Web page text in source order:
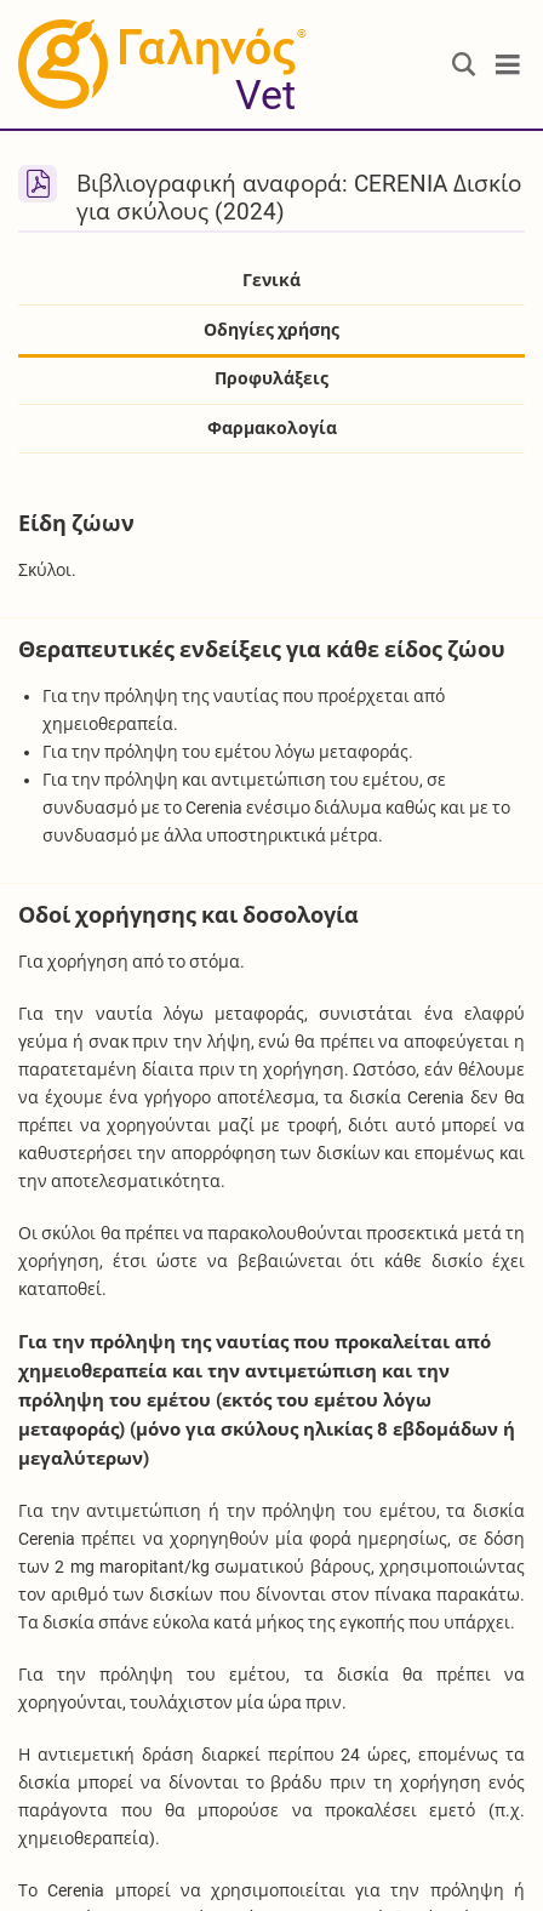
®
Vet
Βιβλιογραφική αναφορά: CERENIA Δισκίο
για σκύλους (2024)
Γενικά
Οδηγίες χρήσης
Προφυλάξεις
Φαρμακολογία
Είδη ζώων
Σκύλοι.
Θεραπευτικές ενδείξεις για κάθε είδος ζώου
Για την πρόληψη της ναυτίας που προέρχεται από
χημειοθεραπεία.
Για την πρόληψη του εμέτου λόγω μεταφοράς.
Για την πρόληψη και αντιμετώπιση του εμέτου, σε
συνδυασμό με το Cerenia ενέσιμο διάλυμα καθώς και με το
συνδυασμό με άλλα υποστηρικτικά μέτρα.
Οδοί χορήγησης και δοσολογία
Για χορήγηση από το στόμα.
Για την ναυτία λόγω μεταφοράς, συνιστάται ένα ελαφρύ
γεύμα ή σνακ πριν την λήψη, ενώ θα πρέπει να αποφεύγεται η
παρατεταμένη δίαιτα πριν τη χορήγηση. Ωστόσο, εάν θέλουμε
να έχουμε ένα γρήγορο αποτέλεσμα, τα δισκία Cerenia δεν θα
πρέπει να χορηγούνται μαζί με τροφή, διότι αυτό μπορεί να
καθυστερήσει την απορρόφηση των δισκίων και επομένως και
την αποτελεσματικότητα.
Οι σκύλοι θα πρέπει να παρακολουθούνται προσεκτικά μετά τη
χορήγηση, έτσι ώστε να βεβαιώνεται ότι κάθε δισκίο έχει
καταποθεί.
Για την πρόληψη της ναυτίας που προκαλείται από
χημειοθεραπεία και την αντιμετώπιση και την
πρόληψη του εμέτου (εκτός του εμέτου λόγω
μεταφοράς) (μόνο για σκύλους ηλικίας 8 εβδομάδων ή
μεγαλύτερων)
Για την αντιμετώπιση ή την πρόληψη του εμέτου, τα δισκία
Cerenia πρέπει να χορηγηθούν μία φορά ημερησίως, σε δόση
των 2 mg maropitant/kg σωματικού βάρους, χρησιμοποιώντας
τον αριθμό των δισκίων που δίνονται στον πίνακα παρακάτω.
Τα δισκία σπάνε εύκολα κατά μήκος της εγκοπής που υπάρχει.
Για την πρόληψη του εμέτου, τα δισκία θα πρέπει να
χορηγούνται, τουλάχιστον μία ώρα πριν.
Η αντιεμετική δράση διαρκεί περίπου 24 ώρες, επομένως τα
δισκία μπορεί να δίνονται το βράδυ πριν τη χορήγηση ενός
παράγοντα που θα μπορούσε να προκαλέσει εμετό (π.χ.
χημειοθεραπεία).
Το Cerenia μπορεί να χρησιμοποιείται για την πρόληψη ή